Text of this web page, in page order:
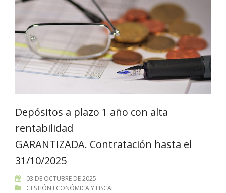
Depósitos a plazo 1 año con alta
rentabilidad
GARANTIZADA. Contratación hasta el
31/10/2025
03 DE OCTUBRE DE 2025
GESTIÓN ECONÓMICA Y FISCAL